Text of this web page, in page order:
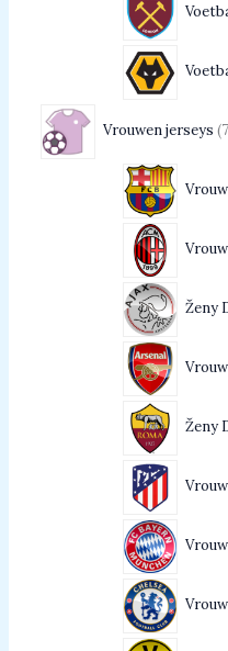
Vrouwen jerseys
Ženy
Ženy